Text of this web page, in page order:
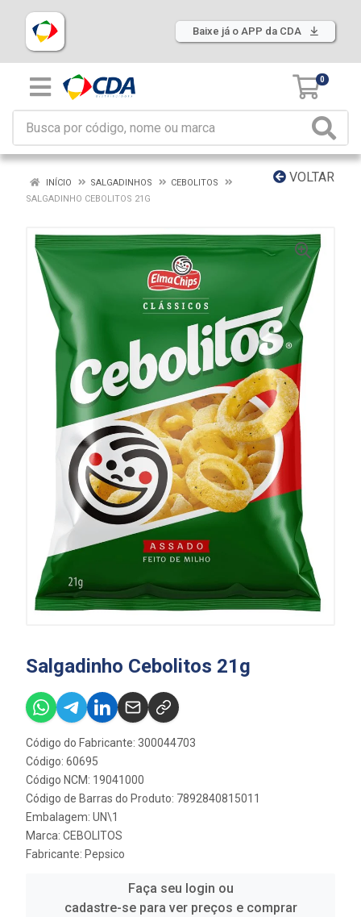
Baixe já o APP da CDA
0
VOLTAR
INÍCIO SALGADINHOS
CEBOLITOS
SALGADINHO CEBOLITOS 21G
Salgadinho Cebolitos 21g
Código do Fabricante: 300044703
Código: 60695
Código NCM: 19041000
Código de Barras do Produto: 7892840815011
Embalagem: UN\1
Marca: CEBOLITOS
Fabricante: Pepsico
Faça seu login ou
cadastre-se para ver preços e comprar